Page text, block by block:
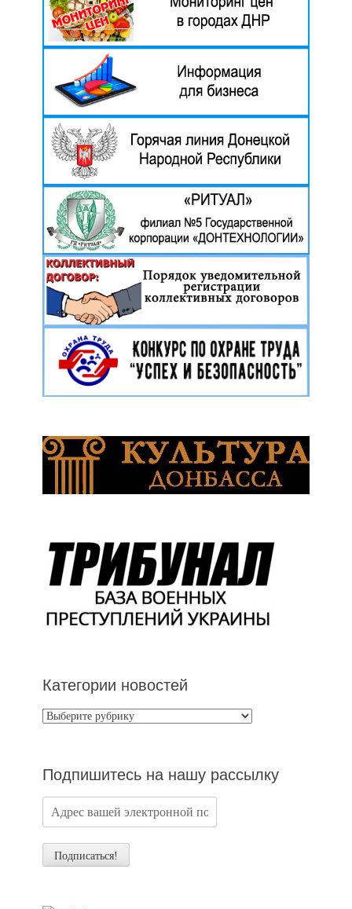
Категории новостей
Категории
Подпишитесь на нашу рассылку